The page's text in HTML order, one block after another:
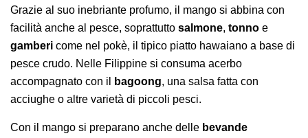
Grazie al suo inebriante profumo, il mango si abbina con
facilità anche al pesce, soprattutto salmone, tonno e
gamberi come nel pokè, il tipico piatto hawaiano a base di
pesce crudo. Nelle Filippine si consuma acerbo
accompagnato con il
bagoong, una salsa fatta con
acciughe o altre varietà di piccoli pesci.
Con il mango si preparano anche delle bevande